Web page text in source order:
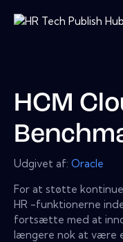
HCM
Udgivet af: Oracle
For at støtte
HR -funktionerne
fortsætte med at
længere nok at være